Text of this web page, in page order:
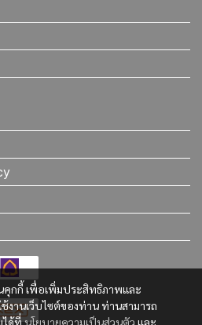
คุกกี้ เพื่อเพิ่มประสิทธิภาพและ
งานเว็บไซต์ของท่าน ท่านสามารถ
ได้ที่นโยบายความเป็นส่วนตัว และ